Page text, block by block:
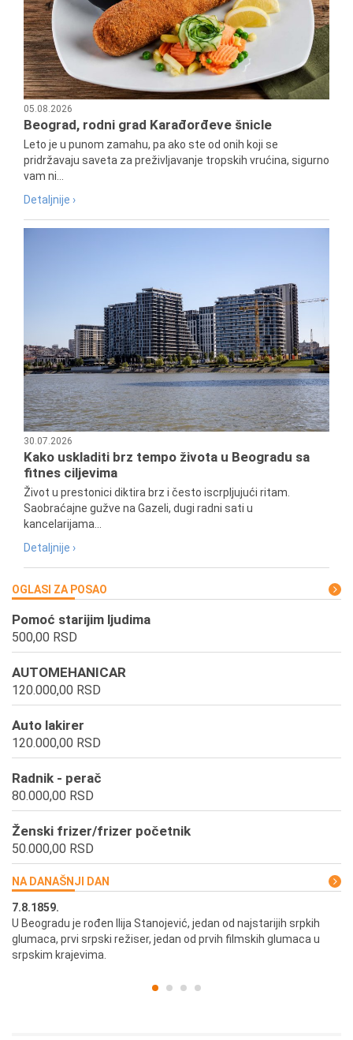
05.08.2026
Beograd, rodni grad Karađorđeve šnicle
Leto je u punom zamahu, pa ako ste od onih koji se
pridržavaju saveta za preživljavanje tropskih vrućina, sigurno
vam ni...
Detaljnije ›
30.07.2026
Kako uskladiti brz tempo života u Beogradu sa
fitnes ciljevima
Život u prestonici diktira brz i često iscrpljujući ritam.
Saobraćajne gužve na Gazeli, dugi radni sati u
kancelarijama...
Detaljnije ›
OGLASI ZA POSAO
Pomoć starijim ljudima
500,00 RSD
AUTOMEHANICAR
120.000,00 RSD
Auto lakirer
120.000,00 RSD
Radnik - perač
80.000,00 RSD
Ženski frizer/frizer početnik
50.000,00 RSD
NA DANAŠNJI DAN
7.8.1859.
U Beogradu je rođen Ilija Stanojević, jedan od najstarijih srpkih
glumaca, prvi srpski režiser, jedan od prvih filmskih glumaca u
srpskim krajevima.